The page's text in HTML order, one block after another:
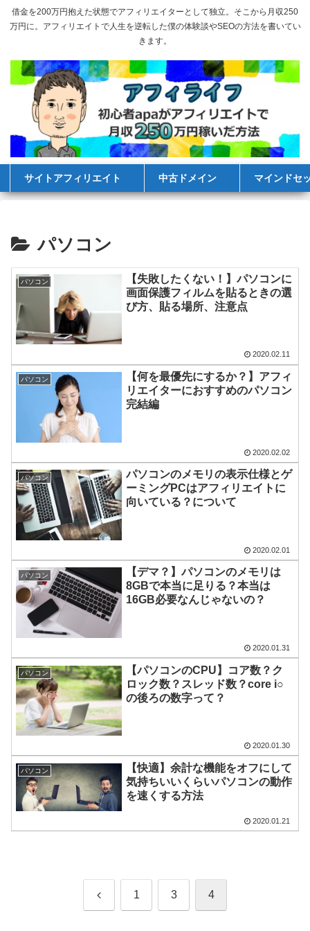
借金を200万円抱えた状態でアフィリエイターとして独立。そこから月収250
万円に。アフィリエイトで人生を逆転した僕の体験談やSEOの方法を書いてい
きます。
サイトアフィリエイト 中古ドメイン マインドセ
パソコン
パソコン
【失敗したくない！】パソコンに
画面保護フィルムを貼るときの選
び方、貼る場所、注意点
2020.02.11
パソコン
【何を最優先にするか？】アフィ
リエイターにおすすめのパソコン
完結編
2020.02.02
パソコン
パソコンのメモリの表示仕様とゲ
ーミングPCはアフィリエイトに
向いている？について
2020.02.01
パソコン
【デマ？】パソコンのメモリは
8GBで本当に足りる？本当は
16GB必要なんじゃないの？
2020.01.31
パソコン
【パソコンのCPU】コア数？ク
ロック数？スレッド数？core i○
の後ろの数字って？
2020.01.30
パソコン
【快適】余計な機能をオフにして
気持ちいいくらいパソコンの動作
を速くする方法
2020.01.21
前 1 3 4